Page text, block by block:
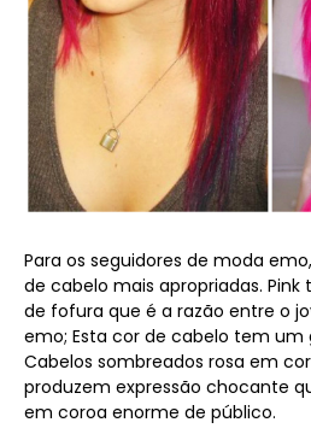
Para os seguidores de moda
de cabelo mais apropriadas.
de fofura que é a razão entre o
emo; Esta cor de cabelo tem um
Cabelos sombreados rosa em
produzem expressão chocante
em coroa enorme de público.